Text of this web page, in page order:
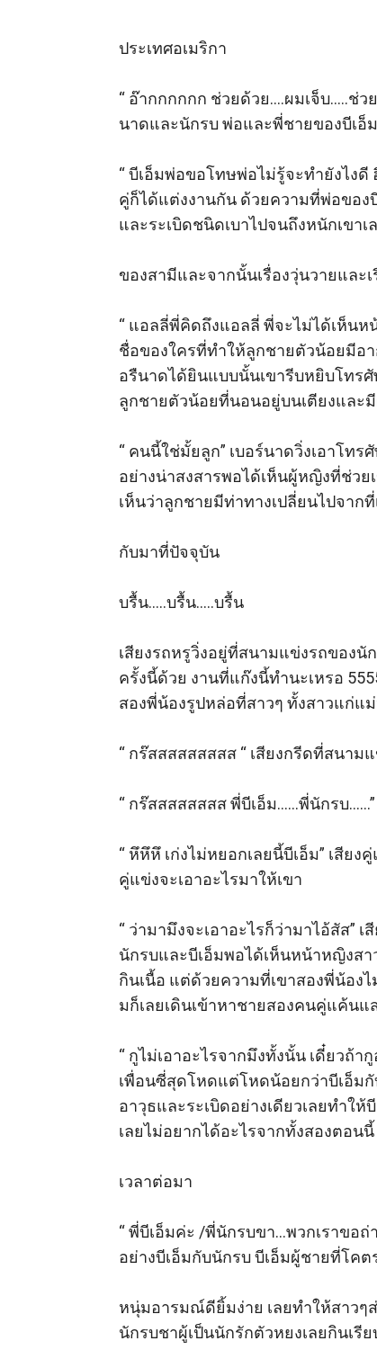
ประเทศอเมริกา
“ อ๊ากกกกกก ช่วยด้วย….ผมเจ็บ…..ช่ว
นาดและนักรบ พ่อและพี่ชายของบีเ
“ บีเอ็มพ่อขอโทษพ่อไม่รู้จะทำยังไง
คู่ก็ได้แต่งงานกัน ด้วยความที่พ่อของ
และระเบิดชนิดเบาไปจนถึงหนักเขา
ของสามีและจากนั้นเรื่องวุ่นวายและ
“ แอลลี่พี่คิดถึงแอลลี่ พี่จะไม่ได้เห็นห
ชื่อของใครที่ทำให้ลูกชายตัวน้อยมีอ
อรืนาดได้ยินแบบนั้นเขารีบหยิบโทร
ลูกชายตัวน้อยที่นอนอยู่บนเตียงและ
“ คนนี้ใช่มั้ยลูก” เบอร์นาดวิ่งเอาโท
อย่างน่าสงสารพอได้เห็นผู้หญิงที่ช่ว
เห็นว่าลูกชายมีท่าทางเปลี่ยนไปจา
กับมาที่ปัจจุบัน
บรื้น…..บรื้น…..บรื้น
เสียงรถหรูวิ่งอยู่ที่สนามแข่งรถของ
ครั้งนี้ด้วย งานที่แก๊งนี้ทำนะเหรอ
สองพี่น้องรูปหล่อที่สาวๆ ทั้งสาวแก่แ
“ กร๊สสสสสสสสส “ เสียงกรีดที่สนา
“ กร๊สสสสสสสส พี่บีเอ็ม……พี่นักรบ
“ หึหึหึ เก่งไม่หยอกเลยนี้บีเอ็ม” เสี
คู่แข่งจะเอาอะไรมาให้เขา
“ ว่ามามึงจะเอาอะไรก็ว่ามาไอ้สัส
นักรบและบีเอ็มพอได้เห็นหน้าหญิงส
กินเนื้อ แต่ด้วยความที่เขาสองพี่น้อง
มก็เลยเดินเข้าหาชายสองคนคู่แค้นแ
“ กูไม่เอาอะไรจากมึงทั้งนั้น เดี๋ยวถ้
เพื่อนซี่สุดโหดแต่โหดน้อยกว่าบีเอ็ม
อาวุธและระเบิดอย่างเดียวเลยทำ
เลยไม่อยากได้อะไรจากทั้งสองตอนนี้
เวลาต่อมา
“ พี่บีเอ็มค่ะ /พี่นักรบขา…พวกเราขอ
อย่างบีเอ็มกับนักรบ บีเอ็มผู้ชายที่โค
หนุ่มอารมณ์ดียิ้มง่าย เลยทำให้สาวๆ
นักรบชาผู้เป็นนักรักตัวหยงเลยกินเรีย